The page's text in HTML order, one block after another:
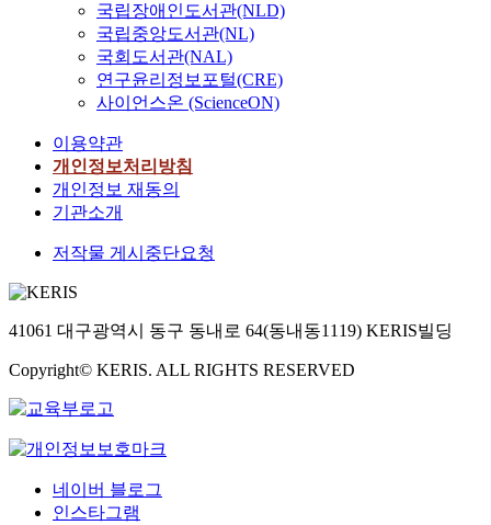
국립장애인도서관(NLD)
국립중앙도서관(NL)
국회도서관(NAL)
연구윤리정보포털(CRE)
사이언스온 (ScienceON)
이용약관
개인정보처리방침
개인정보 재동의
기관소개
저작물 게시중단요청
41061 대구광역시 동구 동내로 64(동내동1119) KERIS빌딩
Copyright© KERIS. ALL RIGHTS RESERVED
네이버 블로그
인스타그램